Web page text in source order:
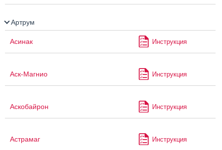
Артрум
Асинак Инструкция
Аск-Магнио Инструкция
Аскобайрон Инструкция
Астрамаг Инструкция